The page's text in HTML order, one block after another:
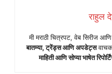
राहुल
मी मराठी चित्रपट, वेब सिरीज
बातम्या, ट्रेंड्स आणि अपडेट्स
माहिती आणि सोप्या भाषेत